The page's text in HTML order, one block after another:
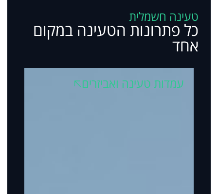
טעינה חשמלית
כל פתרונות הטעינה במקום
אחד
עמדות טעינה ואביזרים